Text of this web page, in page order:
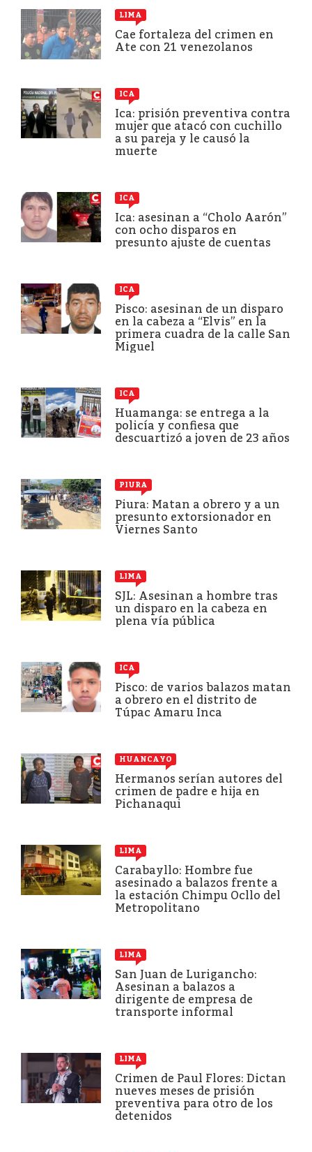
LIMA
Cae fortaleza del crimen en
Ate con 21 venezolanos
ICA
Ica: prisión preventiva contra
mujer que atacó con cuchillo
a su pareja y le causó la
muerte
ICA
Ica: asesinan a “Cholo Aarón”
con ocho disparos en
presunto ajuste de cuentas
ICA
Pisco: asesinan de un disparo
en la cabeza a “Elvis” en la
primera cuadra de la calle San
Miguel
ICA
Huamanga: se entrega a la
policía y confiesa que
descuartizó a joven de 23 años
PIURA
Piura: Matan a obrero y a un
presunto extorsionador en
Viernes Santo
LIMA
SJL: Asesinan a hombre tras
un disparo en la cabeza en
plena vía pública
ICA
Pisco: de varios balazos matan
a obrero en el distrito de
Túpac Amaru Inca
HUANCAYO
Hermanos serían autores del
crimen de padre e hija en
Pichanaqui
LIMA
Carabayllo: Hombre fue
asesinado a balazos frente a
la estación Chimpu Ocllo del
Metropolitano
LIMA
San Juan de Lurigancho:
Asesinan a balazos a
dirigente de empresa de
transporte informal
LIMA
Crimen de Paul Flores: Dictan
nueves meses de prisión
preventiva para otro de los
detenidos